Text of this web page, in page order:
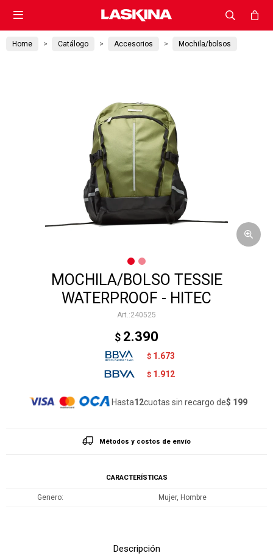

Home Catálogo Accesorios Mochila/bolsos
MOCHILA/BOLSO TESSIE
WATERPROOF - HITEC
240525
$ 2.390
$ 1.673
$ 1.912
Hasta12cuotas sin recargo de$ 199
Métodos y costos de envío
CARACTERÍSTICAS
Genero Mujer, Hombre
Descripción